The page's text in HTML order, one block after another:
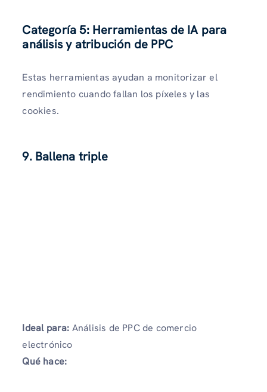
Categoría 5: Herramientas de IA para
análisis y atribución de PPC
Estas herramientas ayudan a monitorizar el
rendimiento cuando fallan los píxeles y las
cookies.
9. Ballena triple
Ideal para: Análisis de PPC de comercio
electrónico
Qué hace: